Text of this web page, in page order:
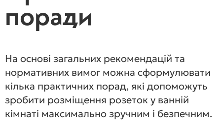
поради
На основі загальних рекомендацій та
нормативних вимог можна сформулювати
кілька практичних порад, які допоможуть
зробити розміщення розеток у ванній
кімнаті максимально зручним і безпечним.